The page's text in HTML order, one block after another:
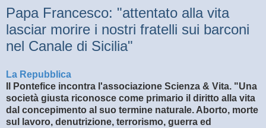
Papa Francesco: "attentato alla vita
lasciar morire i nostri fratelli sui barconi
nel Canale di Sicilia"
La Repubblica
Il Pontefice incontra l'associazione Scienza & Vita. "Una
società giusta riconosce come primario il diritto alla vita
dal concepimento al suo termine naturale. Aborto, morte
sul lavoro, denutrizione, terrorismo, guerra ed